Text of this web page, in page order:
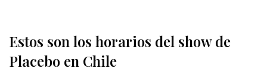
Estos son los horarios del show de
Placebo en Chile